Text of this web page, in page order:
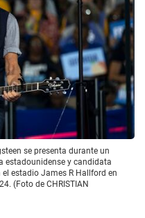
se presenta durante un
estadounidense y candidata
estadio James R Hallford en
(Foto de CHRISTIAN